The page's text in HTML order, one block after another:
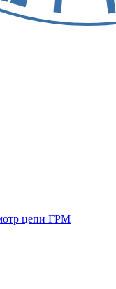
цепи ГРМ